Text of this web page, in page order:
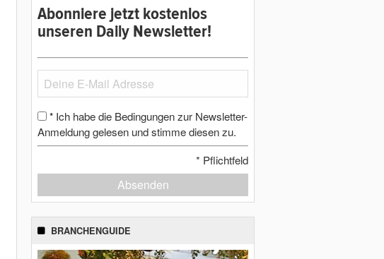
Abonniere jetzt kostenlos
unseren Daily Newsletter!
* Ich habe die Bedingungen zur Newsletter-
Anmeldung gelesen und stimme diesen zu.
* Pflichtfeld
Absenden
BRANCHENGUIDE